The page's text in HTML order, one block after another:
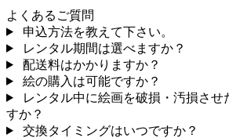
よくあるご質問
申込方法を教えて下さい。
レンタル期間は選べますか？
配送料はかかりますか？
絵の購入は可能ですか？
レンタル中に絵画を破損・汚損させ
すか？
交換タイミングはいつですか？